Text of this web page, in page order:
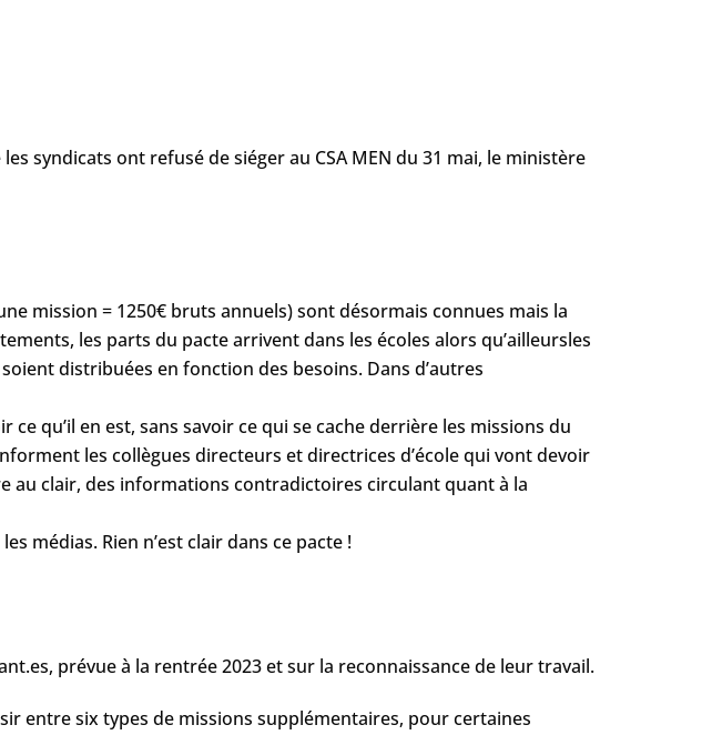
syndicats ont refusé de siéger au CSA MEN du 31 mai, le ministère
mission = 1250€ bruts annuels) sont désormais connues mais la
les parts du pacte arrivent dans les écoles alors qu’ailleursles
distribuées en fonction des besoins. Dans d’autres
qu’il en est, sans savoir ce qui se cache derrière les missions du
les collègues directeurs et directrices d’école qui vont devoir
au clair, des informations contradictoires circulant quant à la
médias. Rien n’est clair dans ce pacte !
prévue à la rentrée 2023 et sur la reconnaissance de leur travail.
entre six types de missions supplémentaires, pour certaines